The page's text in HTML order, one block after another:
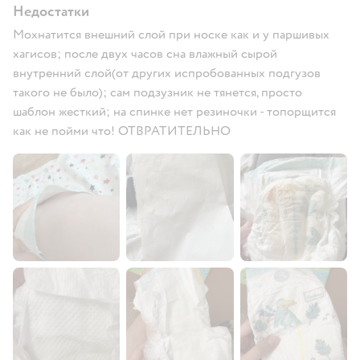
Недостатки
Мохнатится внешний слой при носке как и у паршивых
хагисов; после двух часов сна влажный сырой
внутренний слой(от других испробованных подгузов
такого не было); сам подзузник не тянется, просто
шаблон жесткий; на спинке нет резиночки - топорщится
как не пойми что! ОТВРАТИТЕЛЬНО